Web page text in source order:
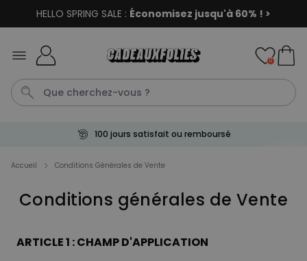
HELLO SPRING SALE : Économisez jusqu'à 60% ! >
Personnalisable
Sac personnalisé avec texte
34,99 €
0
Payez avec Klarna
Accueil Conditions Générales de Vente
Conditions générales de Vente
ARTICLE 1 : CHAMP D'APPLICATION